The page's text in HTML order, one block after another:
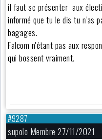
il faut se présenter aux
informé que tu le dis tu n'as
bagages.
Falcom n'étant pas aux
qui bossent vraiment.
#9287
supolo Membre 27/11/2021